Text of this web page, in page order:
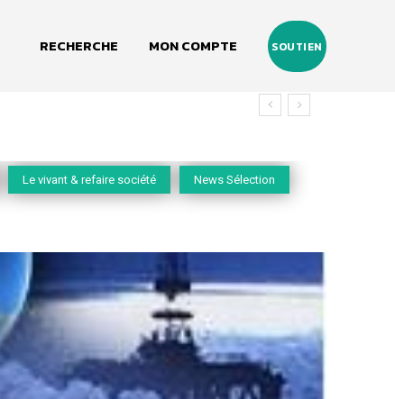
RECHERCHE MON COMPTE SOUTIEN
Le vivant & refaire société News Sélection